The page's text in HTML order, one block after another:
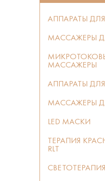
АППАРАТЫ
МАССАЖЕРЫ
МАССАЖЕРЫ
АППАРАТЫ
МАССАЖЕРЫ
LED МАСКИ
ТЕРАПИЯ
RLT
СВЕТОТЕРАПИЯ